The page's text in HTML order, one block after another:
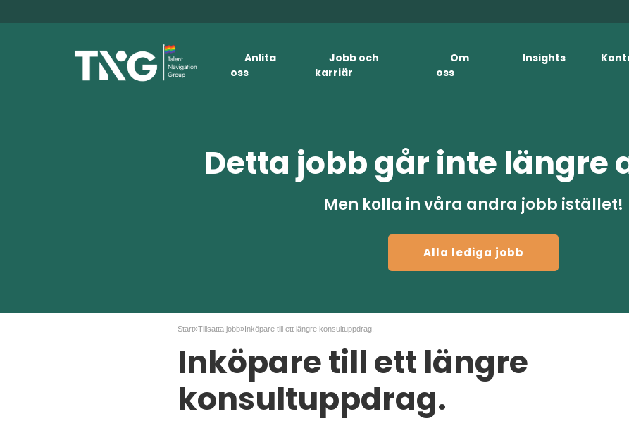
Anlita
oss
Jobb och
karriär
Om
oss
Insights
Detta jobb går inte längre
Men kolla in våra andra jobb istället!
Alla lediga jobb
Start»Tillsatta jobb»Inköpare till ett längre konsultuppdrag.
Inköpare till ett längre
konsultuppdrag.